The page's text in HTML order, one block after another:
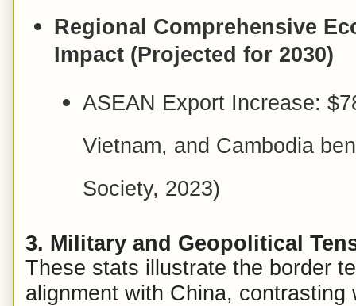
Regional Comprehensive
Impact (Projected for 2030)
ASEAN Export Increase:
Vietnam, and Cambodia
Society, 2023)
3. Military and Geopolitical
These stats illustrate the border
alignment with China, contrasting